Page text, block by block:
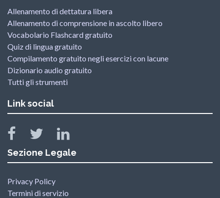
Allenamento di dettatura libera
Allenamento di comprensione in ascolto libero
Vocabolario Flashcard gratuito
Quiz di lingua gratuito
Compilamento gratuito negli esercizi con lacune
Dizionario audio gratuito
Tutti gli strumenti
Link social
Sezione Legale
Privacy Policy
Termini di servizio